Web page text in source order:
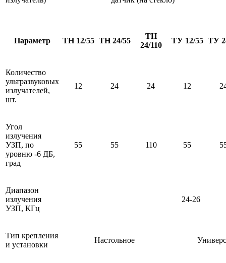
Параметр ТН 12/55 ТН 24/55
ТН
24/110
ТУ 12/55 ТУ
Количество
ультразвуковых
излучателей,
шт.
12 24 24 12
Угол
излучения
УЗП, по
уровню -6 ДБ,
град
55 55 110 55
Диапазон
излучения
УЗП, КГц
24-26
Тип крепления
и установки
Настольное